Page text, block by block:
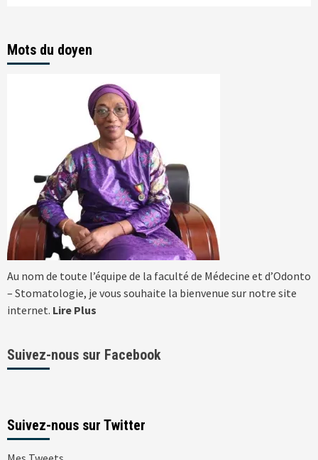
Mots du doyen
Au nom de toute l’équipe de la faculté de Médecine et d’Odonto
– Stomatologie, je vous souhaite la bienvenue sur notre site
internet. Lire Plus
Suivez-nous sur Facebook
Suivez-nous sur Twitter